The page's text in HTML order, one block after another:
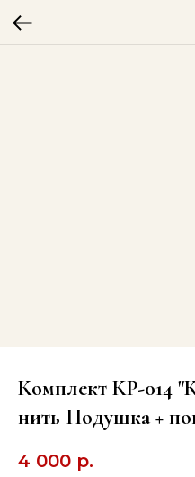
Комплект КР-014
нить Подушка +
4 000 р.